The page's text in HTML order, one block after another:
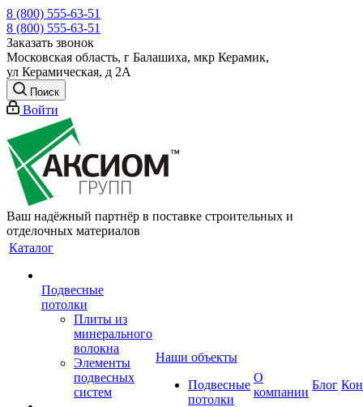
8 (800) 555-63-51
8 (800) 555-63-51
Заказать звонок
Московская область, г Балашиха, мкр Керамик,
ул Керамическая, д 2А
Поиск
Войти
Ваш надёжный партнёр в поставке строительных и
отделочных материалов
Каталог
Подвесные
потолки
Плиты из
минерального
волокна
Элементы
подвесных
систем
Наши объекты
Подвесные
потолки
О
компании
Блог